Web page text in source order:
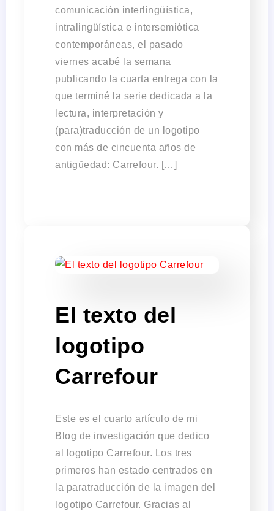
comunicación interlingüística,
intralingüística e intersemiótica
contemporáneas, el pasado
viernes acabé la semana
publicando la cuarta entrega con la
que terminé la serie dedicada a la
lectura, interpretación y
(para)traducción de un logotipo
con más de cincuenta años de
antigüedad: Carrefour. […]
El texto del
logotipo
Carrefour
Este es el cuarto artículo de mi
Blog de investigación que dedico
al logotipo Carrefour. Los tres
primeros han estado centrados en
la paratraducción de la imagen del
logotipo Carrefour. Gracias al